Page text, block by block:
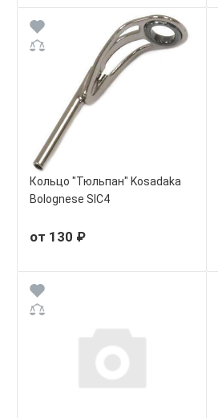
Кольцо "Тюльпан" Kosаdaka
Bolognese SIC4
от 130 ₽